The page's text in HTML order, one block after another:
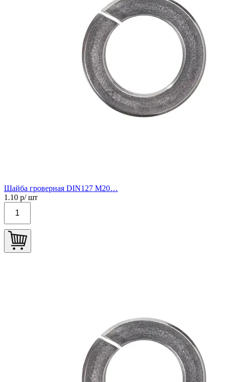
Шайба гроверная DIN127 М20…
1.10 р/ шт